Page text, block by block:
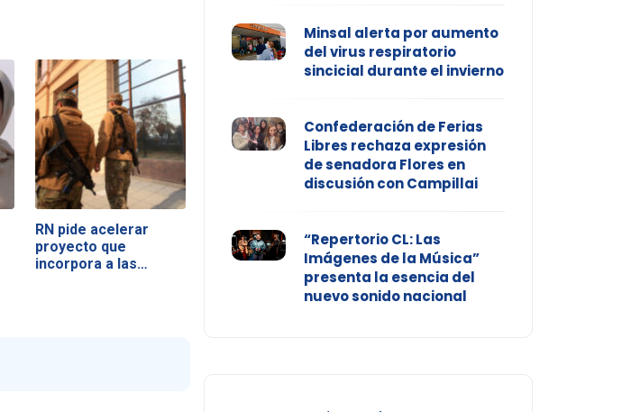
RN pide acelerar
proyecto que
incorpora a las…
Minsal alerta por aumento
del virus respiratorio
sincicial durante el invierno
Confederación de Ferias
Libres rechaza expresión
de senadora Flores en
discusión con Campillai
“Repertorio CL: Las
Imágenes de la Música”
presenta la esencia del
nuevo sonido nacional